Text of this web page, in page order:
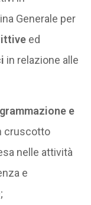
Generale per
ed
in relazione alle
e
cruscotto
nelle attività
e